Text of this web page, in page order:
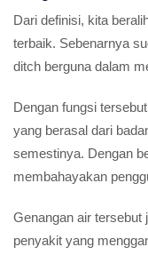
Dari definisi, kita
terbaik. Sebenarnya
ditch berguna dalam
Dengan fungsi
yang berasal dari
semestinya. Dengan
membahayakan
Genangan air tersebut
penyakit yang